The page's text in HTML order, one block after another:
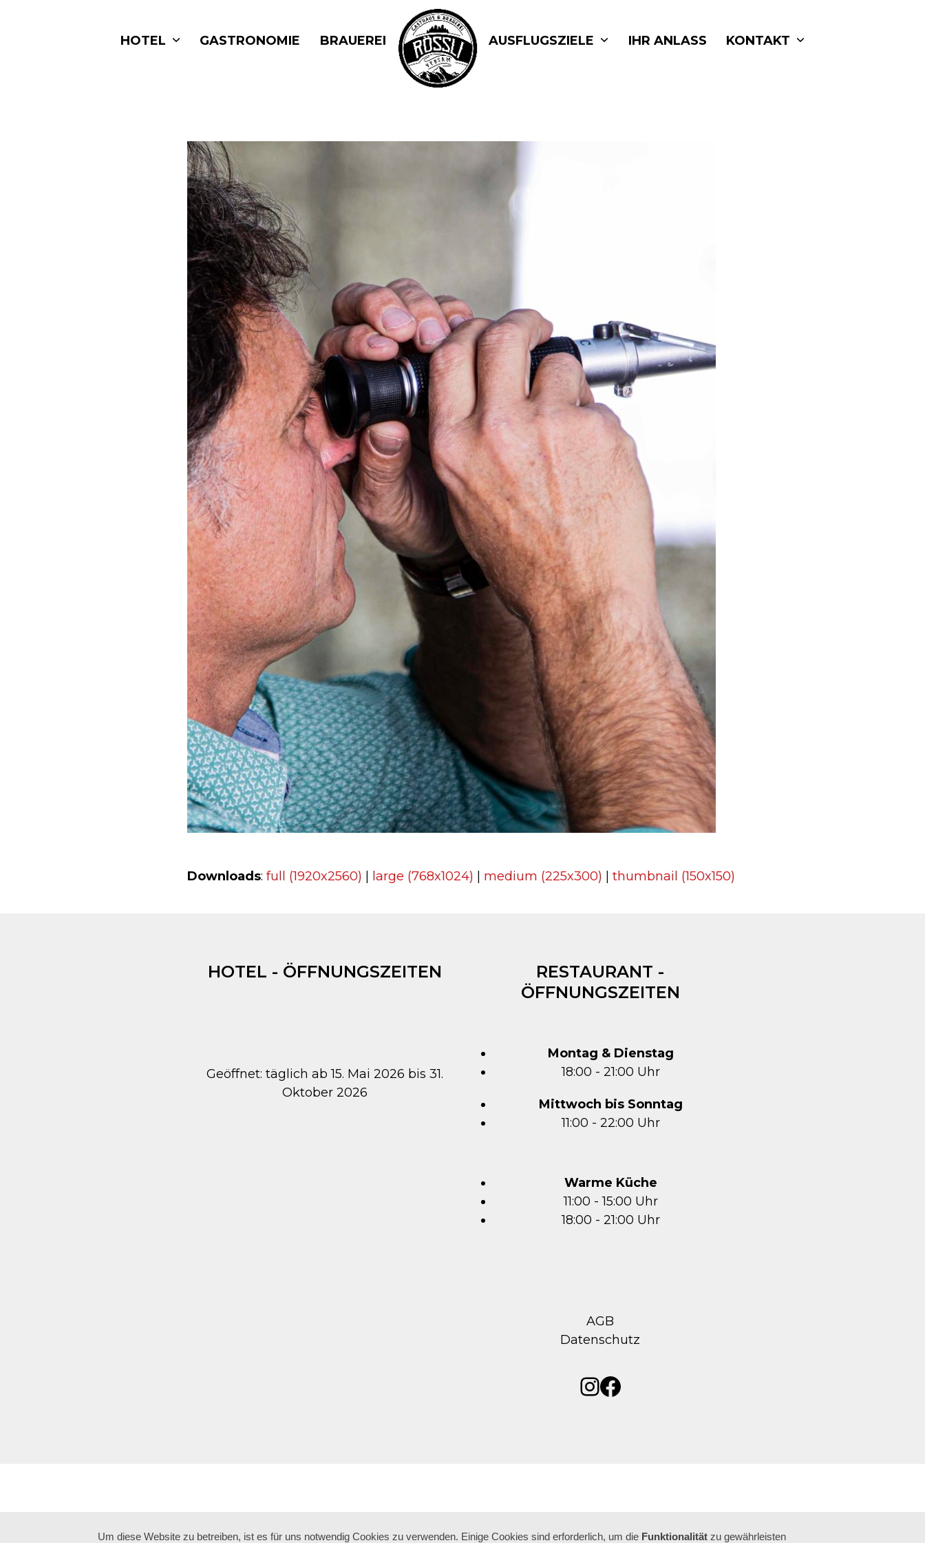
HOTEL GASTRONOMIE BRAUEREI AUSFLUGSZIELE IHR ANLASS KONTAKT
Downloads: full (1920x2560) large (768x1024) medium (225x300) thumbnail (150x150)
HOTEL - ÖFFNUNGSZEITEN
Geöffnet: täglich ab 15. Mai 2026 bis 31.
Oktober 2026
RESTAURANT -
ÖFFNUNGSZEITEN
Montag & Dienstag
18:00 - 21:00 Uhr
Mittwoch bis Sonntag
11:00 - 22:00 Uhr
Warme Küche
11:00 - 15:00 Uhr
18:00 - 21:00 Uhr
AGB
Datenschutz
Instagram
Facebook
Um diese Website zu betreiben, ist es für uns notwendig Cookies zu verwenden. Einige Cookies sind erforderlich, um die Funktionalitätzu gewährleisten